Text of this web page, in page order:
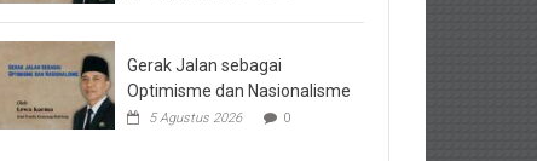
Gerak Jalan sebagai
Optimisme dan Nasionalisme
5 Agustus 2026 0